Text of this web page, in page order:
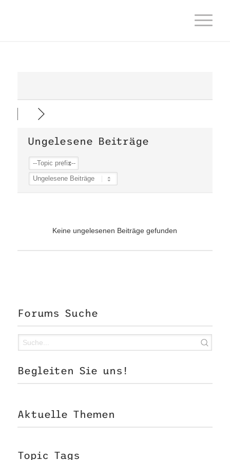
Ungelesene Beiträge
Keine ungelesenen Beiträge gefunden
Forums Suche
Begleiten Sie uns!
Aktuelle Themen
Topic Tags